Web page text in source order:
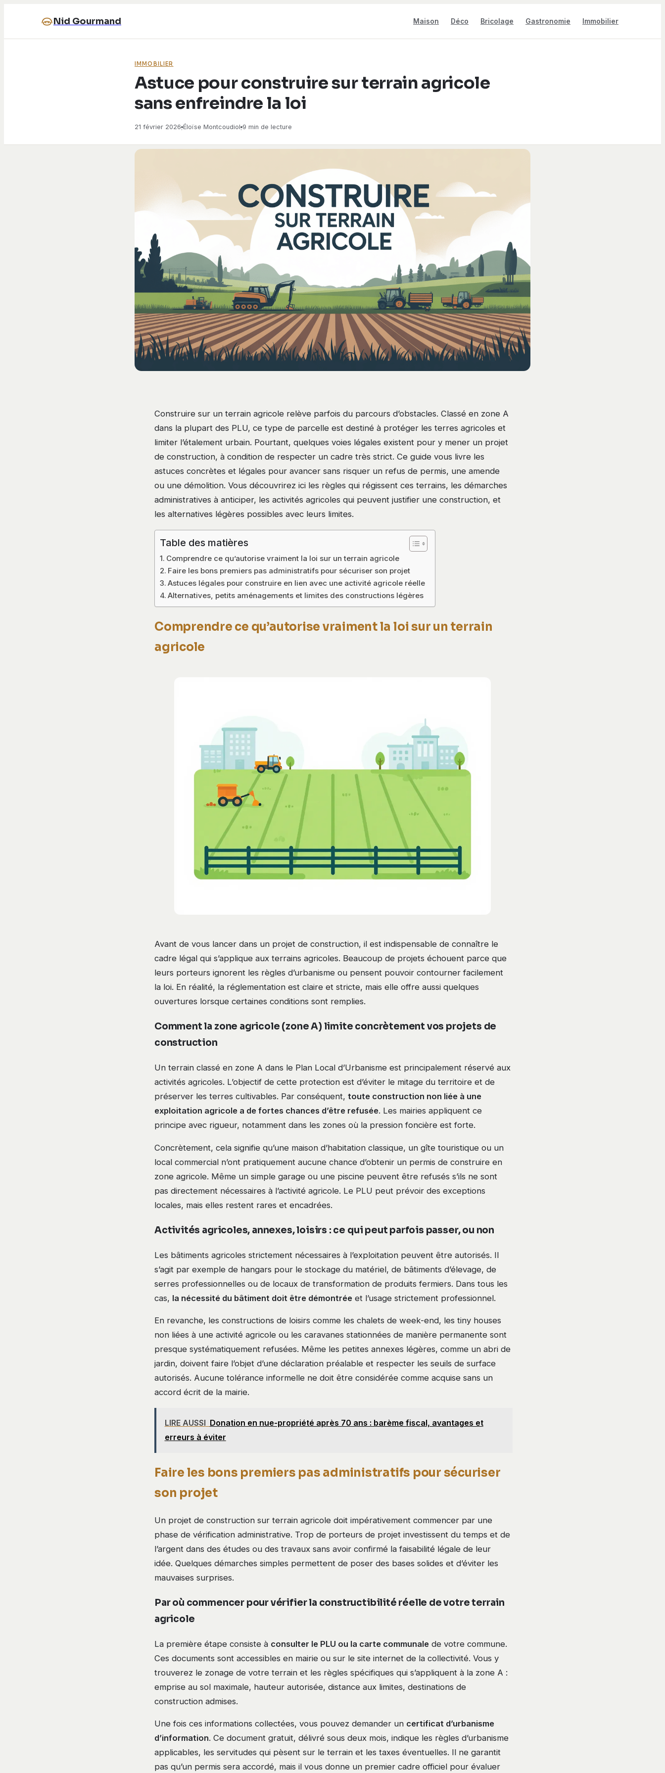
Nid Gourmand Maison Déco Bricolage Gastronomie Immobilier
IMMOBILIER
Astuce pour construire sur terrain agricole
sans enfreindre la loi
21 février 2026·Éloïse Montcoudiol·9 min de lecture
Construire sur un terrain agricole relève parfois du parcours d’obstacles. Classé en zone A
dans la plupart des PLU, ce type de parcelle est destiné à protéger les terres agricoles et
limiter l’étalement urbain. Pourtant, quelques voies légales existent pour y mener un projet
de construction, à condition de respecter un cadre très strict. Ce guide vous livre les
astuces concrètes et légales pour avancer sans risquer un refus de permis, une amende
ou une démolition. Vous découvrirez ici les règles qui régissent ces terrains, les démarches
administratives à anticiper, les activités agricoles qui peuvent justifier une construction, et
les alternatives légères possibles avec leurs limites.
Table des matières
Comprendre ce qu’autorise vraiment la loi sur un terrain agricole
Faire les bons premiers pas administratifs pour sécuriser son projet
Astuces légales pour construire en lien avec une activité agricole réelle
Alternatives, petits aménagements et limites des constructions légères
Comprendre ce qu’autorise vraiment la loi sur un terrain
agricole
Avant de vous lancer dans un projet de construction, il est indispensable de connaître le
cadre légal qui s’applique aux terrains agricoles. Beaucoup de projets échouent parce que
leurs porteurs ignorent les règles d’urbanisme ou pensent pouvoir contourner facilement
la loi. En réalité, la réglementation est claire et stricte, mais elle offre aussi quelques
ouvertures lorsque certaines conditions sont remplies.
Comment la zone agricole (zone A) limite concrètement vos projets de
construction
Un terrain classé en zone A dans le Plan Local d’Urbanisme est principalement réservé aux
activités agricoles. L’objectif de cette protection est d’éviter le mitage du territoire et de
préserver les terres cultivables. Par conséquent, toute construction non liée à une
exploitation agricole a de fortes chances d’être refusée. Les mairies appliquent ce
principe avec rigueur, notamment dans les zones où la pression foncière est forte.
Concrètement, cela signifie qu’une maison d’habitation classique, un gîte touristique ou un
local commercial n’ont pratiquement aucune chance d’obtenir un permis de construire en
zone agricole. Même un simple garage ou une piscine peuvent être refusés s’ils ne sont
pas directement nécessaires à l’activité agricole. Le PLU peut prévoir des exceptions
locales, mais elles restent rares et encadrées.
Activités agricoles, annexes, loisirs : ce qui peut parfois passer, ou non
Les bâtiments agricoles strictement nécessaires à l’exploitation peuvent être autorisés. Il
s’agit par exemple de hangars pour le stockage du matériel, de bâtiments d’élevage, de
serres professionnelles ou de locaux de transformation de produits fermiers. Dans tous les
cas, la nécessité du bâtiment doit être démontrée et l’usage strictement professionnel.
En revanche, les constructions de loisirs comme les chalets de week-end, les tiny houses
non liées à une activité agricole ou les caravanes stationnées de manière permanente sont
presque systématiquement refusées. Même les petites annexes légères, comme un abri de
jardin, doivent faire l’objet d’une déclaration préalable et respecter les seuils de surface
autorisés. Aucune tolérance informelle ne doit être considérée comme acquise sans un
accord écrit de la mairie.
LIRE AUSSI Donation en nue-propriété après 70 ans : barème fiscal, avantages et
erreurs à éviter
Faire les bons premiers pas administratifs pour sécuriser
son projet
Un projet de construction sur terrain agricole doit impérativement commencer par une
phase de vérification administrative. Trop de porteurs de projet investissent du temps et de
l’argent dans des études ou des travaux sans avoir confirmé la faisabilité légale de leur
idée. Quelques démarches simples permettent de poser des bases solides et d’éviter les
mauvaises surprises.
Par où commencer pour vérifier la constructibilité réelle de votre terrain
agricole
La première étape consiste à consulter le PLU ou la carte communale de votre commune.
Ces documents sont accessibles en mairie ou sur le site internet de la collectivité. Vous y
trouverez le zonage de votre terrain et les règles spécifiques qui s’appliquent à la zone A :
emprise au sol maximale, hauteur autorisée, distance aux limites, destinations de
construction admises.
Une fois ces informations collectées, vous pouvez demander un certificat d’urbanisme
d’information. Ce document gratuit, délivré sous deux mois, indique les règles d’urbanisme
applicables, les servitudes qui pèsent sur le terrain et les taxes éventuelles. Il ne garantit
pas qu’un permis sera accordé, mais il vous donne un premier cadre officiel pour évaluer